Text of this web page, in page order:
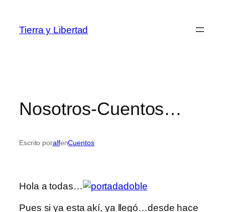
contenido
Tierra y Libertad
Nosotros-Cuentos…
Escrito poralfenCuentos
Hola a todas…
Pues si ya esta akí, ya llegó…desde hace